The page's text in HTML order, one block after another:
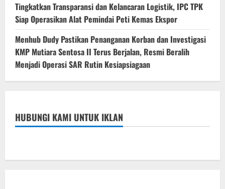
Tingkatkan Transparansi dan Kelancaran Logistik, IPC TPK
Siap Operasikan Alat Pemindai Peti Kemas Ekspor
Menhub Dudy Pastikan Penanganan Korban dan Investigasi
KMP Mutiara Sentosa II Terus Berjalan, Resmi Beralih
Menjadi Operasi SAR Rutin Kesiapsiagaan
HUBUNGI KAMI UNTUK IKLAN